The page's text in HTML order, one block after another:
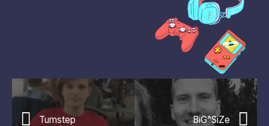
Tumstep BiG^SiZe